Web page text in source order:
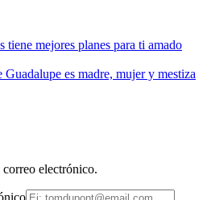
tiene mejores planes para ti amado
Guadalupe es madre, mujer y mestiza
electrónico.